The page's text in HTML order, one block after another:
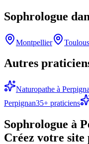
Sophrologue
Montpellier
Autres
Naturopathe à
Perpignan35+ praticiens
Sophrologue à
Créez votre site